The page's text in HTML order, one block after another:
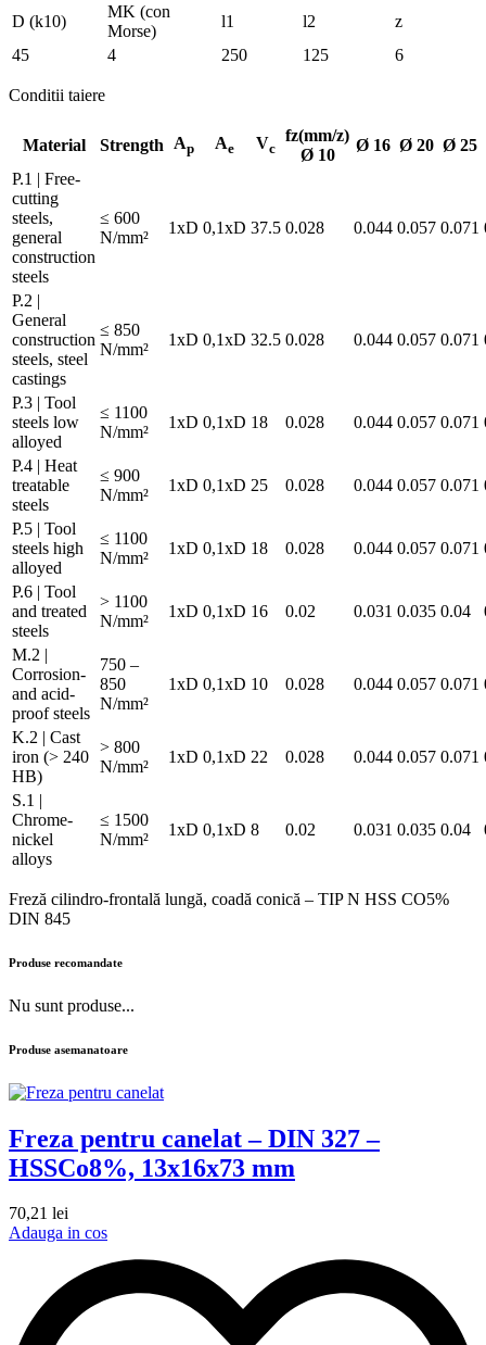
D (k10)
MK (con
Morse)
l1 l2
z
45
4 250 125 6
Conditii taiere
Material Strength Ap Ae Vc
fz(mm/z)
Ø 10
Ø 16 Ø 20 Ø 25
P.1 | Free-
cutting
steels,
general
construction
steels
≤ 600
N/mm²
1xD 0,1xD 37.5 0.028 0.044 0.057 0.071
P.2 |
General
construction
steels, steel
castings
≤ 850
N/mm²
1xD 0,1xD 32.5 0.028 0.044 0.057 0.071
P.3 | Tool
steels low
alloyed
≤ 1100
N/mm²
1xD 0,1xD 18 0.028 0.044 0.057 0.071
P.4 | Heat
treatable
steels
≤ 900
N/mm²
1xD 0,1xD 25 0.028 0.044 0.057 0.071
P.5 | Tool
steels high
alloyed
≤ 1100
N/mm²
1xD 0,1xD 18 0.028 0.044 0.057 0.071
P.6 | Tool
and treated
steels
> 1100
N/mm²
1xD 0,1xD 16 0.02 0.031 0.035 0.04
M.2 |
Corrosion-
and acid-
proof steels
750 –
850
N/mm²
1xD 0,1xD 10 0.028 0.044 0.057 0.071
K.2 | Cast
iron (> 240
HB)
> 800
N/mm²
1xD 0,1xD 22 0.028 0.044 0.057 0.071
S.1 |
Chrome-
nickel
alloys
≤ 1500
N/mm²
1xD 0,1xD 8 0.02 0.031 0.035 0.04
Freză cilindro-frontală lungă, coadă conică – TIP N HSS CO5%
DIN 845
Produse recomandate
Nu sunt produse...
Produse asemanatoare
Freza pentru canelat – DIN 327 –
HSSCo8%, 13x16x73 mm
70,21 lei
Adauga in cos